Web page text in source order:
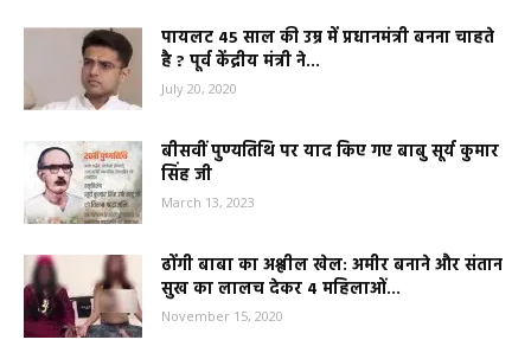
पायलट 45 साल की उम्र में प्रधानमंत्री बनना चाहते
है ? पूर्व केंद्रीय मंत्री ने...
July 20, 2020
बीसवीं पुण्यतिथि पर याद किए गए बाबु सूर्य कुमार
सिंह जी
March 13, 2023
ढोंगी बाबा का अश्लील खेल: अमीर बनाने और संतान
सुख का लालच देकर 4 महिलाओं...
November 15, 2020